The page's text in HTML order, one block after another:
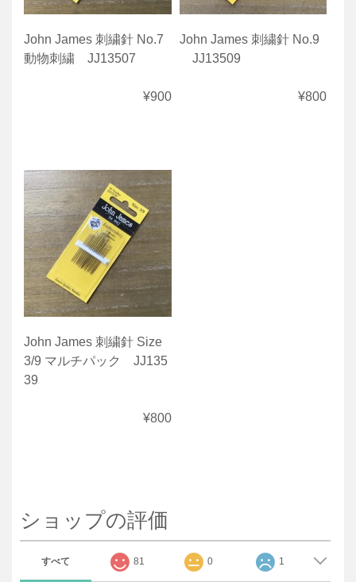
John James 刺繍針 No.7
動物刺繍 JJ13507
¥900
John James 刺繍針 No.9
JJ13509
¥800
John James 刺繍針 Size
3/9 マルチパック JJ135
39
¥800
ショップの評価
すべて 81 0 1